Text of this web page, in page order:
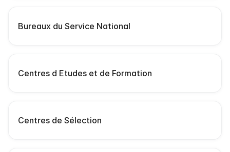
Bureaux du Service National
Centres d Etudes et de Formation
Centres de Sélection